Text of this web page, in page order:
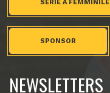
SERIE A FEMMINILE
SPONSOR
NEWSLETTERS